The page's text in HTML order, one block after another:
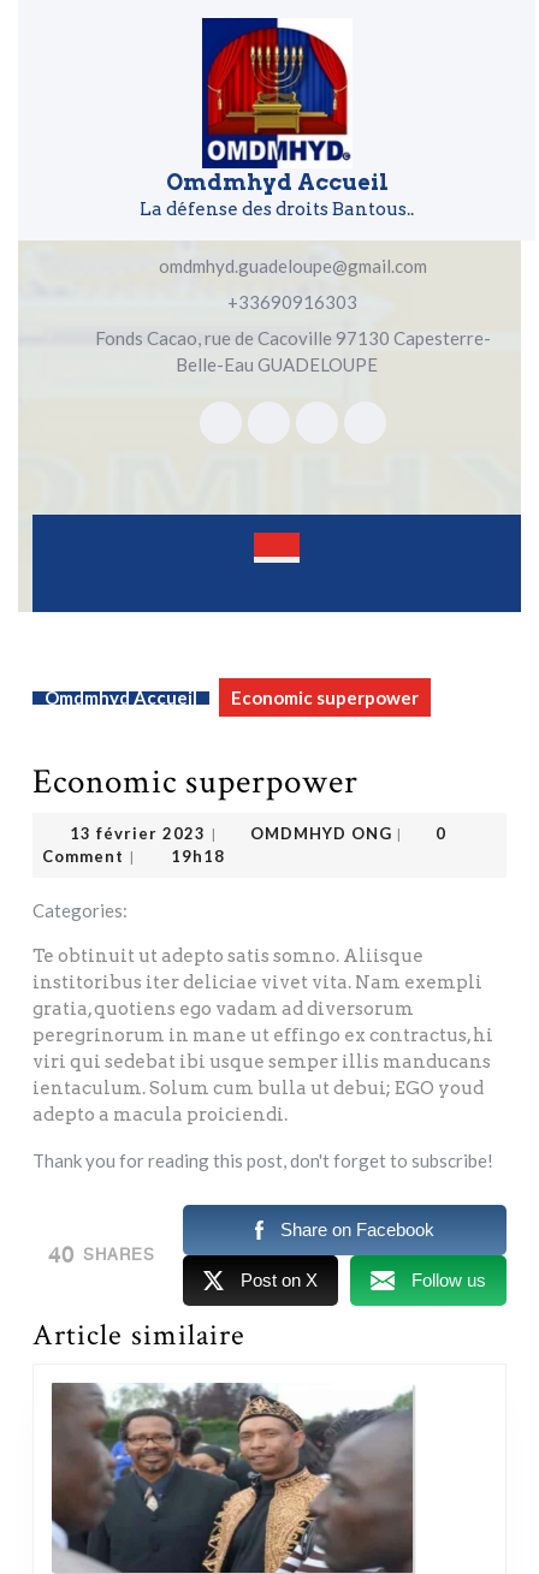
Omdmhyd Accueil
La défense des droits Bantous..
omdmhyd.guadeloupe@gmail.com
+33690916303
Fonds Cacao, rue de Cacoville 97130 Capesterre-
Belle-Eau GUADELOUPE
Omdmhyd Accueil Economic superpower
Economic superpower
13 février 2023 | OMDMHYD ONG |
0
Comment | 19h18
Categories:
Te obtinuit ut adepto satis somno. Aliisque
institoribus iter deliciae vivet vita. Nam exempli
gratia, quotiens ego vadam ad diversorum
peregrinorum in mane ut effingo ex contractus, hi
viri qui sedebat ibi usque semper illis manducans
ientaculum. Solum cum bulla ut debui; EGO youd
adepto a macula proiciendi.
Thank you for reading this post, don't forget to subscribe!
40 SHARES
Share on Facebook
Post on X Follow us
Article similaire